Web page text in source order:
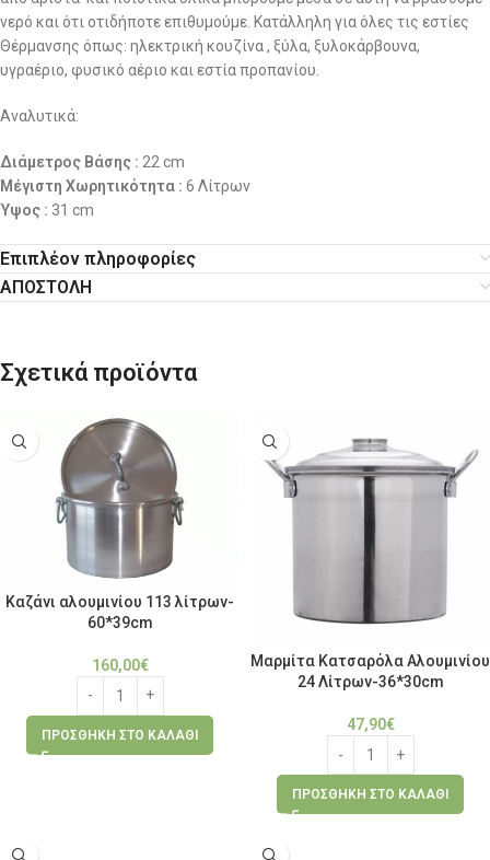
νερό και ότι οτιδήποτε επιθυμούμε. Κατάλληλη για όλες τις εστίες
Θέρμανσης όπως: ηλεκτρική κουζίνα , ξύλα, ξυλοκάρβουνα,
υγραέριο, φυσικό αέριο και εστία προπανίου.
Αναλυτικά:
Διάμετρος Βάσης : 22 cm
Μέγιστη Χωρητικότητα : 6 Λίτρων
Ύψος : 31 cm
Επιπλέον πληροφορίες
ΑΠΟΣΤΟΛΗ
Σχετικά προϊόντα
Καζάνι αλουμινίου 113 λίτρων-
60*39cm
160,00€
ΠΡΟΣΘΉΚΗ ΣΤΟ ΚΑΛΆΘΙ
Μαρμίτα Κατσαρόλα Αλουμινίου
24 Λίτρων-36*30cm
47,90€
ΠΡΟΣΘΉΚΗ ΣΤΟ ΚΑΛΆΘΙ